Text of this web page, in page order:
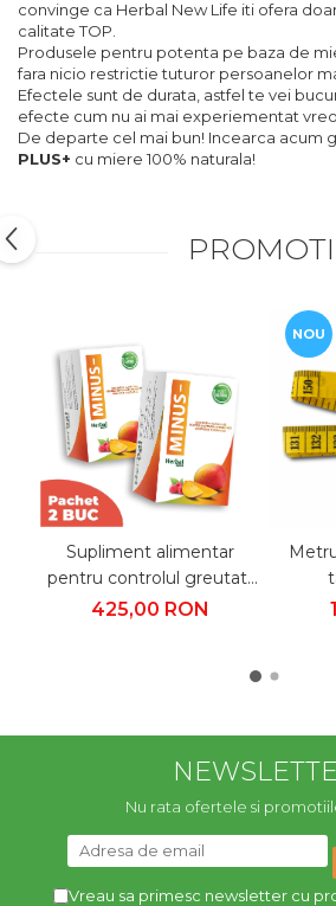
convinge ca Herbal New Life iti ofera
calitate TOP.
Produsele pentru potenta pe baza de
fara nicio restrictie tuturor persoanelor
Efectele sunt de durata, astfel te vei
efecte cum nu ai mai experiementat
De departe cel mai bun! Incearca acum
PLUS+ cu miere 100% naturala!
Supliment alimentar
pentru controlul greutatii
MINUS- | Pachet 2 buc
425,00 RON
NOU
Nu rata ofertele si
Vreau sa primesc newsletter cu